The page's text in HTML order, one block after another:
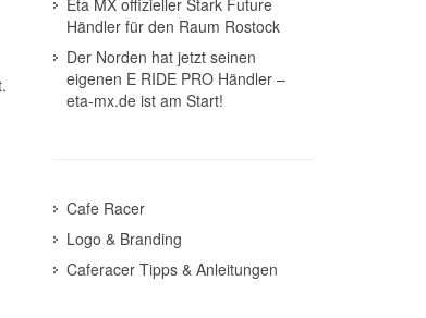
Eta MX offizieller Stark Future
Händler für den Raum Rostock
Der Norden hat jetzt seinen
eigenen E RIDE PRO Händler –
eta-mx.de ist am Start!
Cafe Racer
Logo & Branding
Caferacer Tipps & Anleitungen